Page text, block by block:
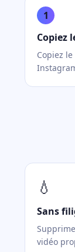
1
Copiez
Copiez
💧
Sans
vidéo